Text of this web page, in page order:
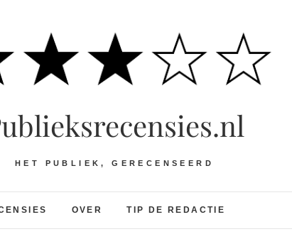
HET PUBLIEK, GERECENSEERD
OVER TIP DE REDACTIE